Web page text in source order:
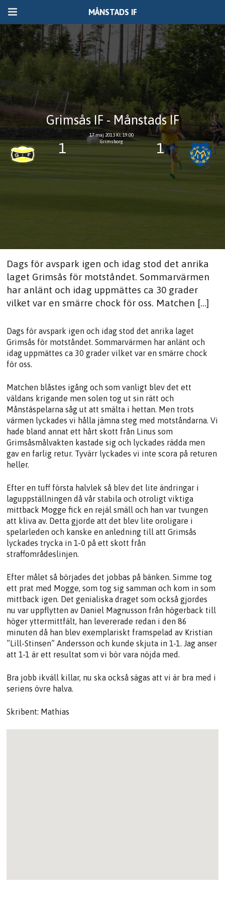
MÅNSTADS IF
Grimsås IF - Månstads IF
1
17 maj 2013 Kl. 19.00
Grimsborg
1
Dags för avspark igen och idag stod det anrika
laget Grimsås för motståndet. Sommarvärmen
har anlänt och idag uppmättes ca 30 grader
vilket var en smärre chock för oss. Matchen […]
Dags för avspark igen och idag stod det anrika laget
Grimsås för motståndet. Sommarvärmen har anlänt och
idag uppmättes ca 30 grader vilket var en smärre chock
för oss.
Matchen blåstes igång och som vanligt blev det ett
väldans krigande men solen tog ut sin rätt och
Månstáspelarna såg ut att smälta i hettan. Men trots
värmen lyckades vi hålla jämna steg med motståndarna. Vi
hade bland annat ett hårt skott från Linus som
Grimsåsmålvakten kastade sig och lyckades rädda men
gav en farlig retur. Tyvärr lyckades vi inte scora på returen
heller.
Efter en tuff första halvlek så blev det lite ändringar i
laguppställningen då vår stabila och otroligt viktiga
mittback Mogge fick en rejäl smäll och han var tvungen
att kliva av. Detta gjorde att det blev lite oroligare i
spelarleden och kanske en anledning till att Grimsås
lyckades trycka in 1-0 på ett skott från
straffområdeslinjen.
Efter målet så börjades det jobbas på bänken. Simme tog
ett prat med Mogge, som tog sig samman och kom in som
mittback igen. Det genialiska draget som också gjordes
nu var uppflytten av Daniel Magnusson från högerback till
höger yttermittfält, han levererade redan i den 86
minuten då han blev exemplariskt framspelad av Kristian
”Lill-Stinsen” Andersson och kunde skjuta in 1-1. Jag anser
att 1-1 är ett resultat som vi bör vara nöjda med.
Bra jobb ikväll killar, nu ska också sägas att vi är bra med i
seriens övre halva.
Skribent: Mathias